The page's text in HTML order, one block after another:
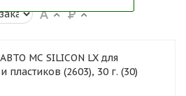
МС SILICON LX для
пластиков (2603), 30 г. (30)